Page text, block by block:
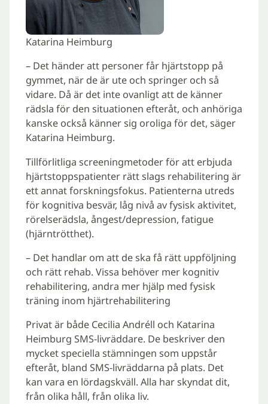
Katarina Heimburg
– Det händer att personer får hjärtstopp på
gymmet, när de är ute och springer och så
vidare. Då är det inte ovanligt att de känner
rädsla för den situationen efteråt, och anhöriga
kanske också känner sig oroliga för det, säger
Katarina Heimburg.
Tillförlitliga screeningmetoder för att erbjuda
hjärtstoppspatienter rätt slags rehabilitering är
ett annat forskningsfokus. Patienterna utreds
för kognitiva besvär, låg nivå av fysisk aktivitet,
rörelserädsla, ångest/depression, fatigue
(hjärntrötthet).
– Det handlar om att de ska få rätt uppföljning
och rätt rehab. Vissa behöver mer kognitiv
rehabilitering, andra mer hjälp med fysisk
träning inom hjärtrehabilitering
Privat är både Cecilia Andréll och Katarina
Heimburg SMS-livräddare. De beskriver den
mycket speciella stämningen som uppstår
efteråt, bland SMS-livräddarna på plats. Det
kan vara en lördagskväll. Alla har skyndat dit,
från olika håll, från olika liv.